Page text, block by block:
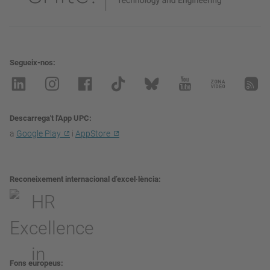
Segueix-nos
Descarrega't l'App UPC
a Google Play i AppStore
Reconeixement internacional d’excel·lència
Fons europeus